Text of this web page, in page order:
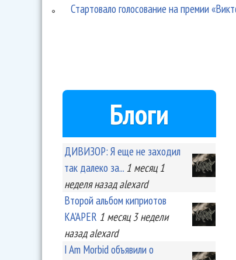
Стартовало голосование на премии
Блоги
ДИВИЗОР: Я еще не заходил
так далеко за... 1 месяц 1
неделяназад alexard
Второй альбом киприотов
KA'APER 1 месяц 3 недели
назад alexard
I Am Morbid объявили о